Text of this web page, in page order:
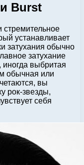
Burst
стремительное
устанавливает
затухания обычно
затухание
иногда выбритая
обычная или
вы
рок-звезды,
себя